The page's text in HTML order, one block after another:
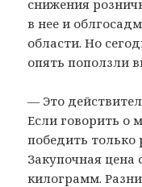
снижения
в нее и
области. Но
опять поползли
— Это
Если говорить о
победить
Закупочная цена
килограмм.